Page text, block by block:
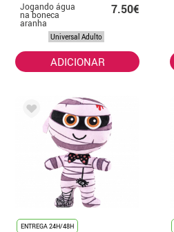
Jogando água
na boneca
aranha
7.50€
Universal Adulto
ADICIONAR
ENTREGA 24H/48H